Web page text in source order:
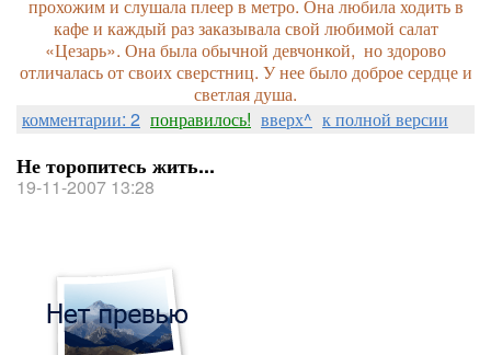
прохожим и слушала плеер в метро. Она любила ходить в
кафе и каждый раз заказывала свой любимой салат
«Цезарь». Она была обычной девчонкой, но здорово
отличалась от своих сверстниц. У нее было доброе сердце и
светлая душа.
комментарии: 2 понравилось! вверх^ к полной версии
Не торопитесь жить...
19-11-2007 13:28